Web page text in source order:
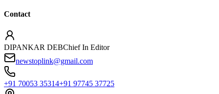
Contact
DIPANKAR DEBChief In Editor
newstoplink@gmail.com
+91 70053 35314+91 97745 37725